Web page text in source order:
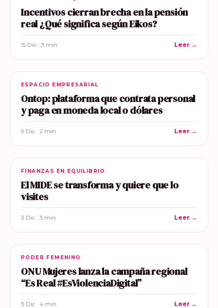
Incentivos cierran brecha en la pensión
real ¿Qué significa según Eikos?
15 Dic · 3 min Leer →
ESPACIO EMPRESARIAL
Ontop: plataforma que contrata personal
y paga en moneda local o dólares
9 Dic · 2 min Leer →
FINANZAS EN EQUILIBRIO
El MIDE se transforma y quiere que lo
visites
3 Dic · 3 min Leer →
PODER FEMENINO
ONU Mujeres lanza la campaña regional
“Es Real #EsViolenciaDigital”
3 Dic · 4 min Leer →